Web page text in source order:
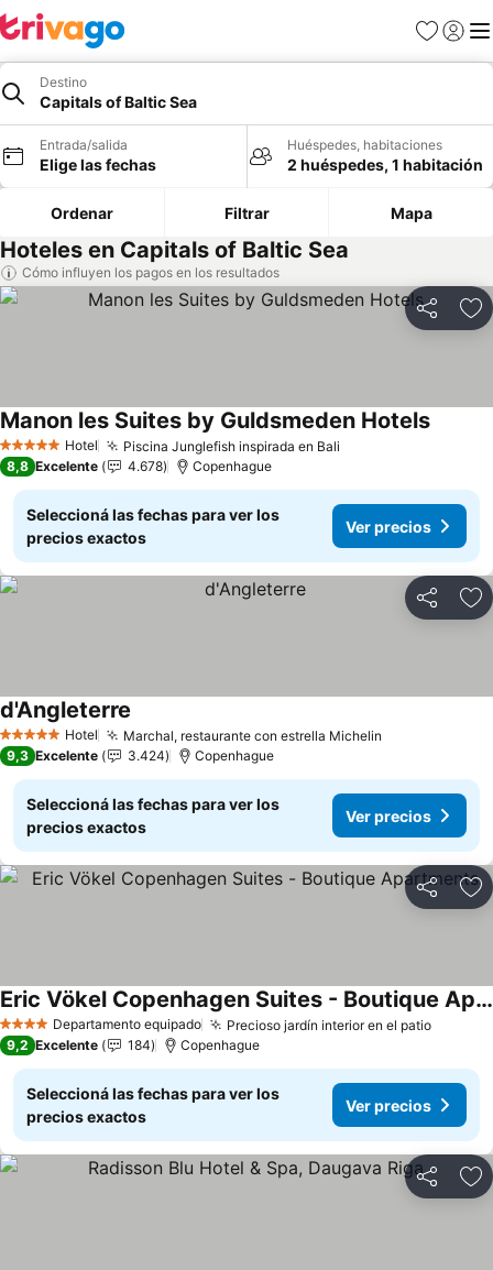
Favoritos
Iniciar
Destino
Capitals of Baltic Sea
Entrada/salida
Elige las fechas
Huéspedes, habitaciones
2 huéspedes, 1 habitación
Ordenar Filtrar Mapa
Hoteles en Capitals of Baltic Sea
Cómo influyen los pagos en los resultados
Compartir
5 Estrellas Hotel Piscina Junglefish inspirada en Bali
Manon les Suites by Guldsmeden HotelsVer
8,8 Excelente 4.678 Copenhague
Seleccioná las fechas para ver los
precios exactos
Ver precios
Compartir
5 Estrellas Hotel Marchal, restaurante con estrella Michelin
d'Angleterre
9,3 Excelente 3.424 Copenhague
Seleccioná las fechas para ver los
precios exactos
Ver precios
Compartir
4 EstrellasDepartamento equipado Precioso jardín interior en el patioVer
Eric Vökel Copenhagen Suites - Boutique Apartments
Ver precios
9,2 Excelente 184 Copenhague
Seleccioná las fechas para ver los
precios exactos
Ver precios
Compartir